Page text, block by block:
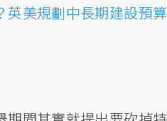
英美規劃中長期建設預算